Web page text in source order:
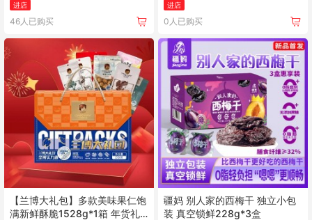
进店
46人已购买
进店
0人已购买
【兰博大礼包】多款美味果仁饱
满新鲜酥脆1528g*1箱 年货礼
疆妈 别人家的西梅干 独立小包
装 真空锁鲜228g*3盒